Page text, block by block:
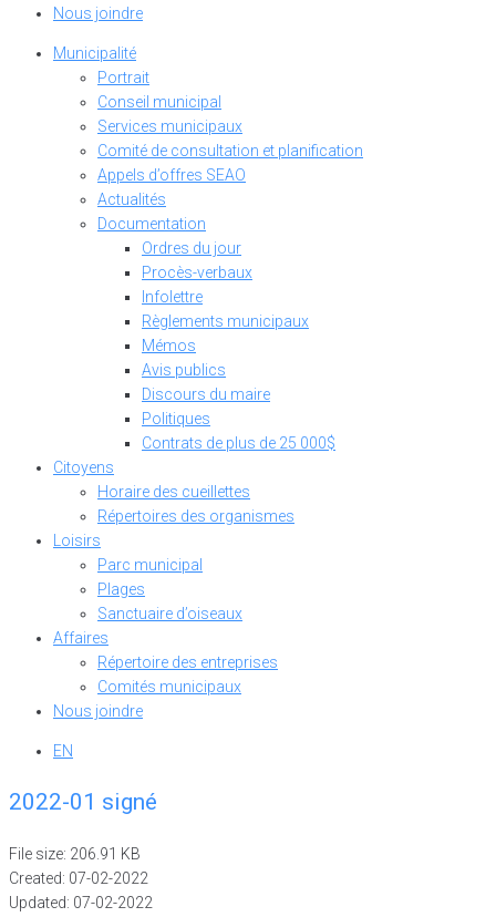
Nous joindre
Municipalité
Portrait
Conseil municipal
Services municipaux
Comité de consultation et planification
Appels d’offres SEAO
Actualités
Documentation
Ordres du jour
Procès-verbaux
Infolettre
Règlements municipaux
Mémos
Avis publics
Discours du maire
Politiques
Contrats de plus de 25 000$
Citoyens
Horaire des cueillettes
Répertoires des organismes
Loisirs
Parc municipal
Plages
Sanctuaire d’oiseaux
Affaires
Répertoire des entreprises
Comités municipaux
Nous joindre
EN
2022-01 signé
File size: 206.91 KB
Created: 07-02-2022
Updated: 07-02-2022